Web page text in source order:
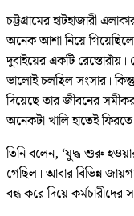
চট্টগ্রামের হাটহাজারী
অনেক আশা নিয়ে
দুবাইয়ের একটি
ভালোই চলছিল সংসার।
দিয়েছে তার জীবনের
অনেকটা খালি হাতেই
তিনি বলেন, ‘যুদ্ধ শুরু
গেছিল। আবার বিভিন্ন
বন্ধ করে দিয়ে কর্মচারীদের